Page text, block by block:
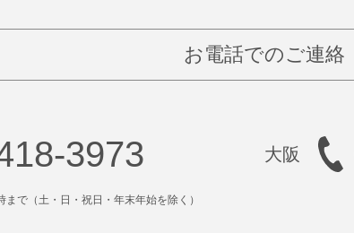
お電話でのご連絡
3973
で（土・日・祝日・年末年始を除く）